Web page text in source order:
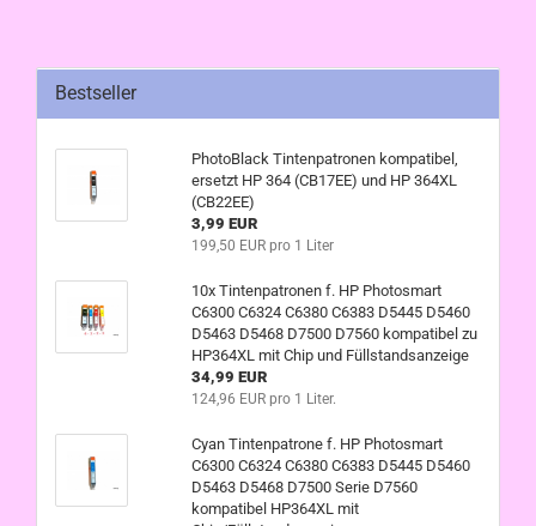
Bestseller
PhotoBlack Tintenpatronen kompatibel,
ersetzt HP 364 (CB17EE) und HP 364XL
(CB22EE)
3,99 EUR
199,50 EUR pro 1 Liter
10x Tintenpatronen f. HP Photosmart
C6300 C6324 C6380 C6383 D5445 D5460
D5463 D5468 D7500 D7560 kompatibel zu
HP364XL mit Chip und Füllstandsanzeige
34,99 EUR
124,96 EUR pro 1 Liter.
Cyan Tintenpatrone f. HP Photosmart
C6300 C6324 C6380 C6383 D5445 D5460
D5463 D5468 D7500 Serie D7560
kompatibel HP364XL mit